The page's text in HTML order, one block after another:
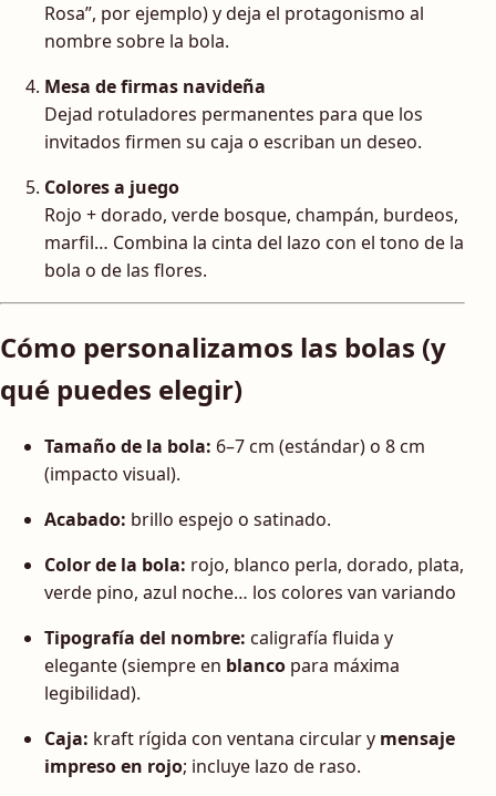
Rosa”, por ejemplo) y deja el protagonismo al
nombre sobre la bola.
Mesa de firmas navideña
Dejad rotuladores permanentes para que los
invitados firmen su caja o escriban un deseo.
Colores a juego
Rojo + dorado, verde bosque, champán, burdeos,
marfil… Combina la cinta del lazo con el tono de la
bola o de las flores.
Cómo personalizamos las bolas (y
qué puedes elegir)
Tamaño de la bola: 6–7 cm (estándar) o 8 cm
(impacto visual).
Acabado: brillo espejo o satinado.
Color de la bola: rojo, blanco perla, dorado, plata,
verde pino, azul noche… los colores van variando
Tipografía del nombre: caligrafía fluida y
elegante (siempre en blanco para máxima
legibilidad).
Caja: kraft rígida con ventana circular y mensaje
impreso en rojo; incluye lazo de raso.